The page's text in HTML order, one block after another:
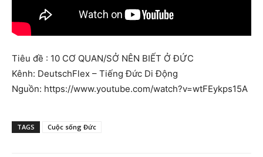
Tiêu đề : 10 CƠ QUAN/SỞ NÊN BIẾT Ở ĐỨC
Kênh: DeutschFlex – Tiếng Đức Di Động
Nguồn: https://www.youtube.com/watch?v=wtFEykps15A
TAGS Cuộc sống Đức